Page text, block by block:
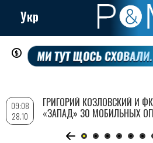
Перейти
содержанию
Укр
09:08
28.10
ГРИГОРИЙ КОЗЛОВСКИЙ И
«ЗАПАД» 30 МОБИЛЬНЫХ